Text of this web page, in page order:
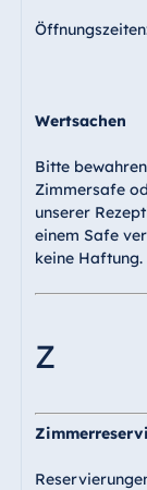
Wertsachen
Bitte
Zimmersafe
unserer
einem Safe
keine Haftung.
Z